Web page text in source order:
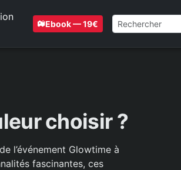
Ebook — 19€
choisir ?
l’événement Glowtime à
fascinantes, ces